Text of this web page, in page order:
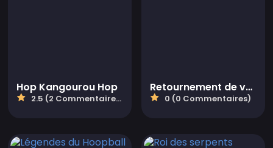
Hop Kangourou Hop
2.5 (2 Commentaires)
Retournement de voiture
0 (0 Commentaires)